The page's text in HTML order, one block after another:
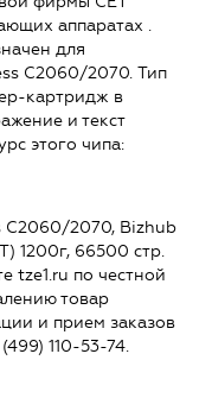
аппаратах .
для
C2060/2070. Тип
картридж в
и текст
этого чипа:
C2060/2070, Bizhub
1200г, 66500 стр.
tze1.ru по честной
товар
и прием заказов
110-53-74.